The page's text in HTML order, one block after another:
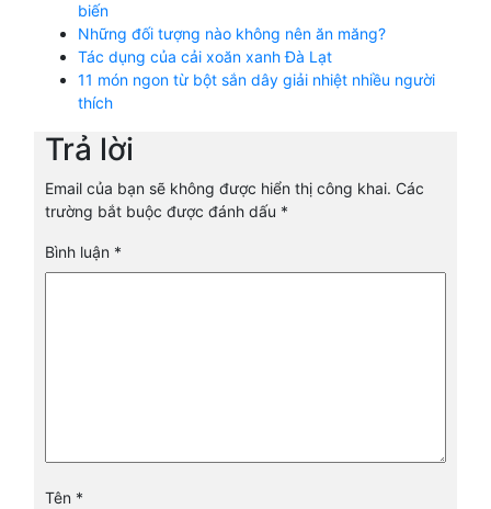
biến
Những đối tượng nào không nên ăn măng?
Tác dụng của cải xoăn xanh Đà Lạt
11 món ngon từ bột sắn dây giải nhiệt nhiều người
thích
Trả lời
Email của bạn sẽ không được hiển thị công khai. Các
trường bắt buộc được đánh dấu *
Bình luận *
Tên *